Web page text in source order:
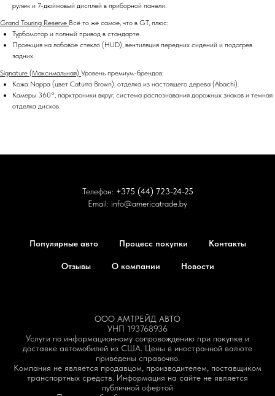
рулем и 7-дюймовый дисплей в приборной панели.
Grand Touring Reserve Всё то же самое, что в GT, плюс:
Турбомотор и полный привод в стандарте.
Проекция на лобовое стекло (HUD), вентиляция передних сидений и подогрев
задних.
Signature (Максимальная) Уровень премиум-брендов:
Кожа Nappa (цвет Caturra Brown), отделка из настоящего дерева (Abachi).
Камеры 360°, парктроники вкруг, система распознавания дорожных знаков и темная
отделка дисков.
Телефон: +375 (44) 723-24-25
Email: info@americatrade.by
Популярные авто Процесс покупки Контакты
Отзывы О компании Новости
ООО АМТРЕЙД АВТО
УНП 193768936
Услуги по информационному сопровождению при покупке и
доставке автомобилей из США. Цены в иностранной валюте
приведены справочно.
Компания не является продавцом, производителем, поставщиком
транспортных средств. Информация на сайте не является
публичной офертой